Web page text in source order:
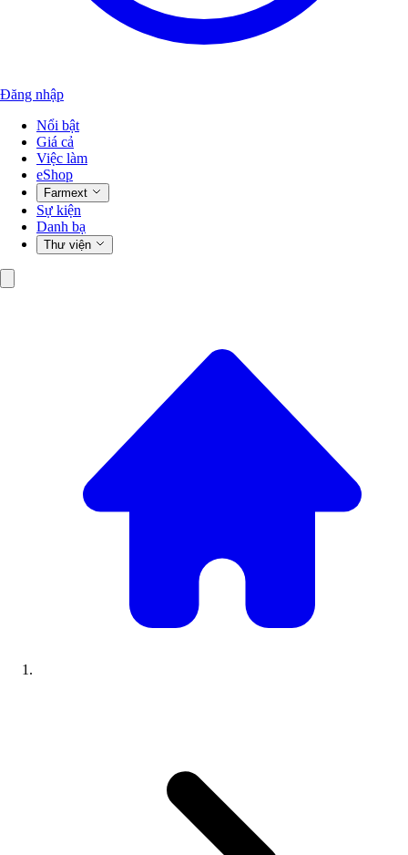
Đăng nhập
Nổi bật
Giá cả
Việc làm
eShop
Farmext
Sự kiện
Danh bạ
Thư viện